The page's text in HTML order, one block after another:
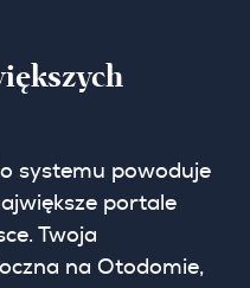
systemu powoduje
portale
Twoja
na Otodomie,